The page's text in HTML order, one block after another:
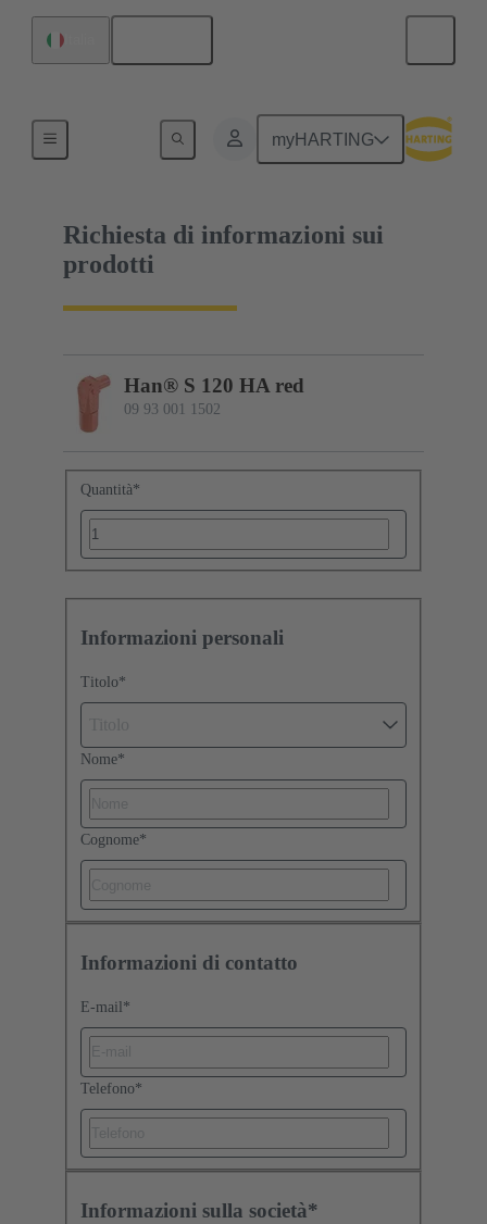
myHARTING
09 93 001 1502
Richiesta di informazioni sui
prodotti
Han® S 120 HA red
09 93 001 1502
Quantità*
Informazioni personali
Titolo*
Nome*
Cognome*
Informazioni di contatto
E-mail *
Telefono*
Informazioni sulla società*